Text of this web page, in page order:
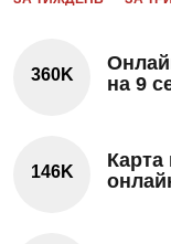
360K
на 9
146K
Карта